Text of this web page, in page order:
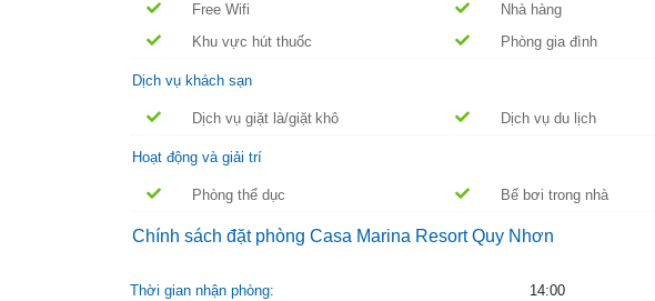
Free Wifi Nhà hàng
Khu vực hút thuốc
Phòng gia đình
Dịch vụ khách sạn
Dịch vụ giặt là/giặt khô Dịch vụ du lịch
Hoạt động và giải trí
Phòng thể dục Bể bơi trong nhà
Chính sách đặt phòng Casa Marina Resort Quy Nhơn
Thời gian nhận phòng:
14:00